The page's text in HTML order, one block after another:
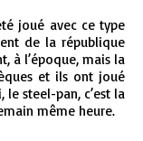
joué avec ce type
de la république
à l’époque, mais la
et ils ont joué
le steel-pan, c’est la
même heure.